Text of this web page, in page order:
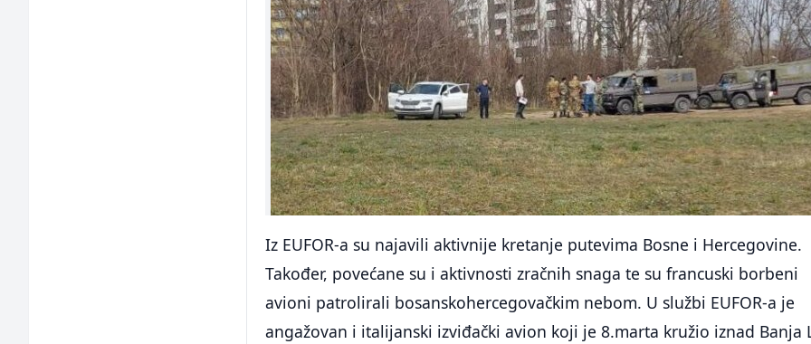
Iz EUFOR-a su najavili aktivnije kretanje putevima Bosne i Hercegovine.
Također, povećane su i aktivnosti zračnih snaga te su francuski borbeni
avioni patrolirali bosanskohercegovačkim nebom. U službi EUFOR-a je
angažovan i italijanski izviđački avion koji je 8.marta kružio iznad Banja